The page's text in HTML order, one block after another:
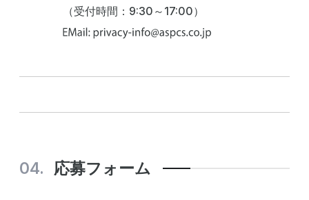
（受付時間：9:30～17:00）
応募フォーム